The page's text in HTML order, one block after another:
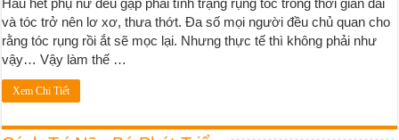
và tóc trở nên lơ xơ, thưa thớt. Đa số mọi người đều chủ quan cho
rằng tóc rụng rồi ắt sẽ mọc lại. Nhưng thực tế thì không phải như
vậy… Vậy làm thế …
Xem Chi Tiết